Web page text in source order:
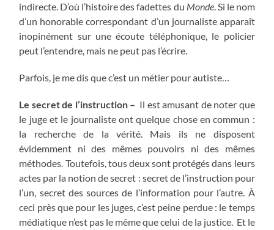
indirecte. D’où l’histoire des fadettes du Monde. Si le nom
d’un honorable correspondant d’un journaliste apparaît
inopinément sur une écoute téléphonique, le policier
peut l’entendre, mais ne peut pas l’écrire.
Parfois, je me dis que c’est un métier pour autiste…
Le secret de l’instruction – Il est amusant de noter que
le juge et le journaliste ont quelque chose en commun :
la recherche de la vérité. Mais ils ne disposent
évidemment ni des mêmes pouvoirs ni des mêmes
méthodes. Toutefois, tous deux sont protégés dans leurs
actes par la notion de secret : secret de l’instruction pour
l’un, secret des sources de l’information pour l’autre. À
ceci près que pour les juges, c’est peine perdue : le temps
médiatique n’est pas le même que celui de la justice. Et le